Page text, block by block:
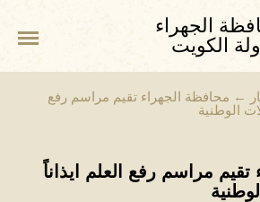
الجهراء
الكويت
← محافظة الجهراء تقيم مراسم رفع
الوطنية
مراسم رفع العلم ايذاناً